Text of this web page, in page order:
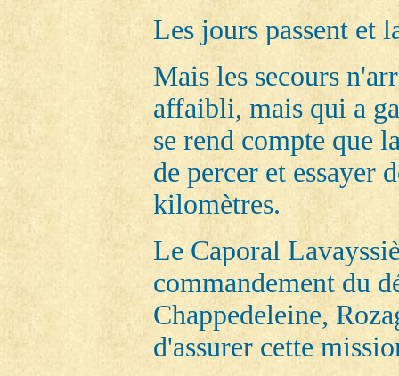
Les jours passent et
Mais les secours
affaibli, mais qui a
se rend compte que
de percer et essayer
kilomètres.
Le Caporal
commandement du
Chappedeleine,
d'assurer cette